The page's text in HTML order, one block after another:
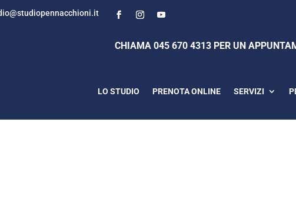
CHIAMA 045 670 4313 PER UN
LO STUDIO PRENOTA ONLINE SERVIZI